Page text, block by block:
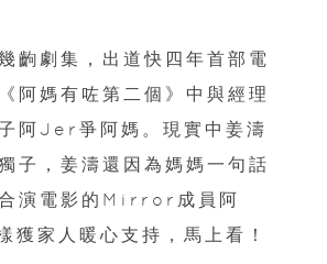
齣劇集，出道快四年首部電
阿媽有咗第二個》中與經理
阿Jer爭阿媽。現實中姜濤
子，姜濤還因為媽媽一句話
演電影的Mirror成員阿
獲家人暖心支持，馬上看！